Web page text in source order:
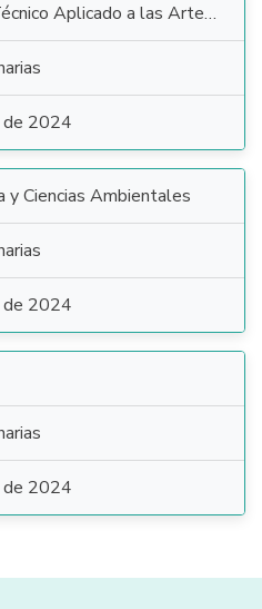
Aplicado a las Artes Plásticas y al Diseño II
de 2024
y Ciencias Ambientales
de 2024
de 2024